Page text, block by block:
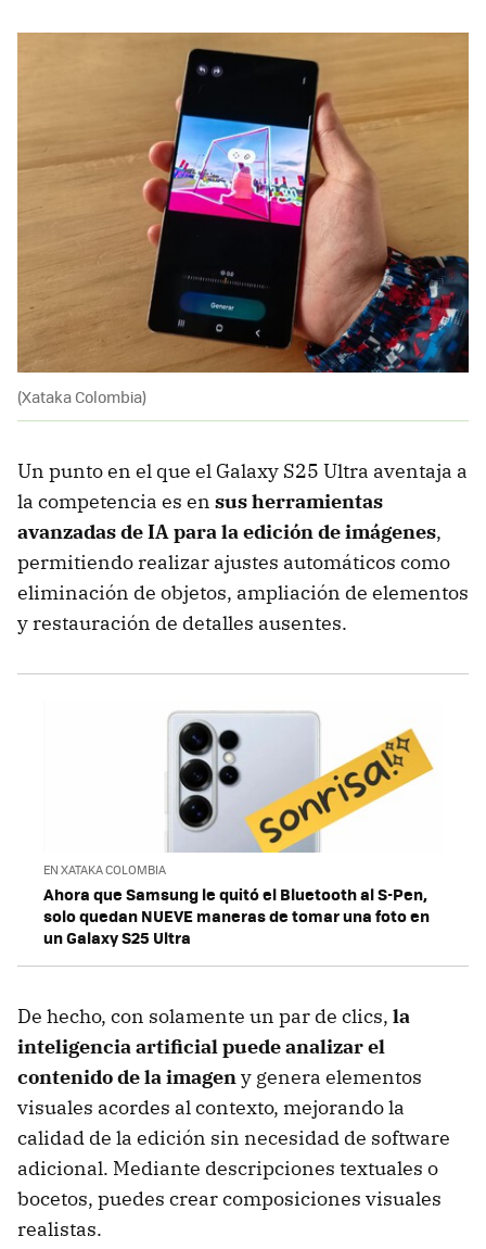
(Xataka Colombia)
Un punto en el que el Galaxy S25 Ultra aventaja a
la competencia es en sus herramientas
avanzadas de IA para la edición de imágenes,
permitiendo realizar ajustes automáticos como
eliminación de objetos, ampliación de elementos
y restauración de detalles ausentes.
EN XATAKA COLOMBIA
Ahora que Samsung le quitó el Bluetooth al S-Pen,
solo quedan NUEVE maneras de tomar una foto en
un Galaxy S25 Ultra
De hecho, con solamente un par de clics, la
inteligencia artificial puede analizar el
contenido de la imageny genera elementos
visuales acordes al contexto, mejorando la
calidad de la edición sin necesidad de software
adicional. Mediante descripciones textuales o
bocetos, puedes crear composiciones visuales
realistas.